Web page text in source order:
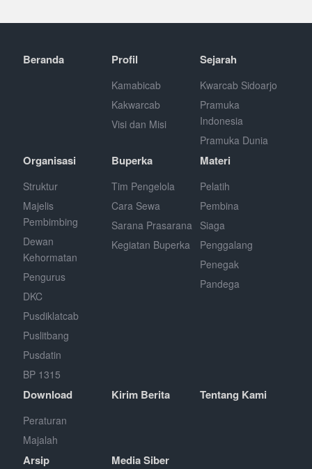
Beranda Profil
Kamabicab
Kakwarcab
Visi dan Misi
Sejarah
Kwarcab Sidoarjo
Pramuka
Indonesia
Pramuka Dunia
Organisasi
Struktur
Majelis
Pembimbing
Dewan
Kehormatan
Pengurus
DKC
Pusdiklatcab
Puslitbang
Pusdatin
BP 1315
Buperka
Tim Pengelola
Cara Sewa
Sarana Prasarana
Kegiatan Buperka
Materi
Pelatih
Pembina
Siaga
Penggalang
Penegak
Pandega
Download
Peraturan
Majalah
Kirim Berita Tentang Kami
Arsip Media Siber